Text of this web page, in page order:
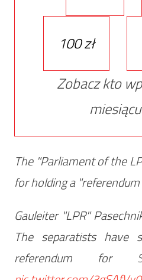
100 zł
Zobacz kto
The "Parliament of the
for holding a
Gauleiter "LPR"
The separatists
referendum for